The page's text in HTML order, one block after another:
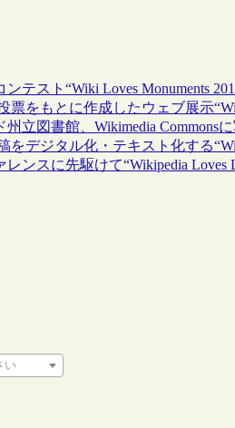
テスト“Wiki Loves Monuments
票をもとに作成したウェブ展示
立図書館、Wikimedia Commons
デジタル化・テキスト化する
ンスに先駆けて“Wikipedia Loves
い